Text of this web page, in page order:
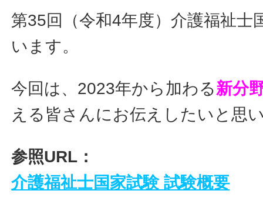
第35回（令和4年度）介護福祉士
います。
今回は、2023年から加わる新分
える皆さんにお伝えしたいと思
参照URL：
介護福祉士国家試験 試験概要